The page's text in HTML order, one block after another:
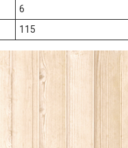
6
115